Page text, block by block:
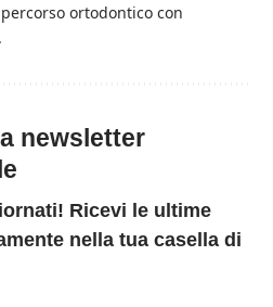
ortodontico con
newsletter
Ricevi le ultime
nella tua casella di